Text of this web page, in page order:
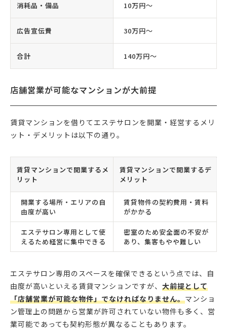
消耗品・備品 10万円〜
広告宣伝費 30万円〜
合計 140万円〜
店舗営業が可能なマンションが大前提
賃貸マンションを借りてエステサロンを開業・経営するメリ
ット・デメリットは以下の通り。
賃貸マンションで開業するメ
リット
賃貸マンションで開業するデ
メリット
開業する場所・エリアの自
由度が高い
賃貸物件の契約費用・賃料
がかかる
エステサロン専用として使
えるため経営に集中できる
密室のため安全面の不安が
あり、集客もやや難しい
エステサロン専用のスペースを確保できるという点では、自
由度が高いといえる賃貸マンションですが、 大前提として
「店舗営業が可能な物件」でなければなりません。マンショ
ン管理上の問題から営業が許可されていない物件も多く、営
業可能であっても契約形態が異なることもあります。